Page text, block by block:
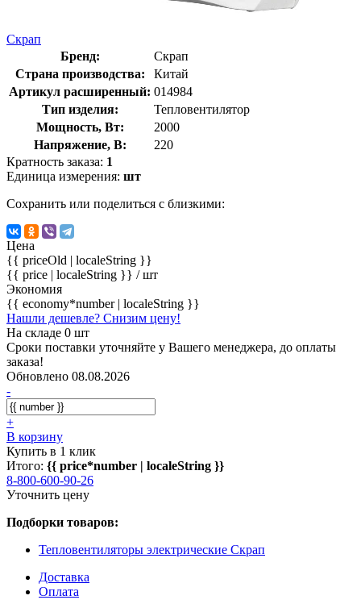
Скрап
Бренд:
Скрап
Страна производства:
Китай
Артикул расширенный: 014984
Тип изделия:
Тепловентилятор
Мощность, Вт:
2000
Напряжение, В:
220
Кратность заказа: 1
Единица измерения: шт
Сохранить или поделиться с близкими:
Цена
{{ priceOld | localeString }}
{{ price | localeString }} / шт
Экономия
{{ economy*number | localeString }}
Нашли дешевле? Снизим цену!
На складе 0 шт
Сроки поставки уточняйте у Вашего менеджера, до оплаты
заказа!
Обновлено 08.08.2026
-
+
В корзину
Купить в 1 клик
Итого: {{ price*number | localeString }}
8-800-600-90-26
Уточнить цену
Подборки товаров:
Тепловентиляторы электрические Скрап
Доставка
Оплата